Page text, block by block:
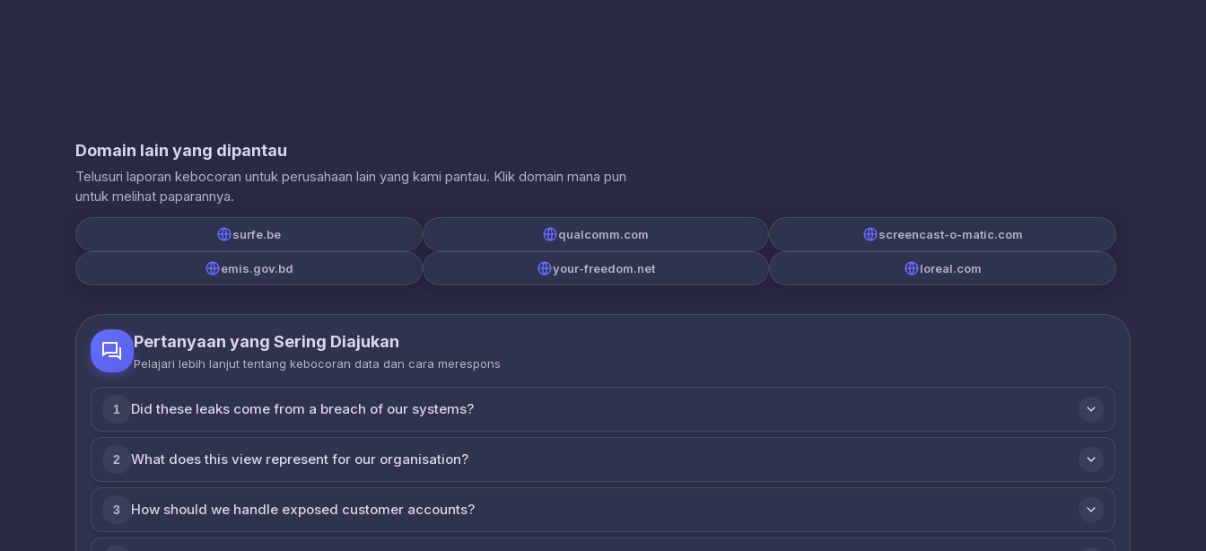
Domain lain yang dipantau
Telusuri laporan kebocoran untuk perusahaan lain yang kami pantau. Klik domain mana pun
untuk melihat paparannya.
surfe.be qualcomm.com screencast-o-matic.com
emis.gov.bd your-freedom.net loreal.com
Pertanyaan yang Sering Diajukan
Pelajari lebih lanjut tentang kebocoran data dan cara merespons
1 Did these leaks come from a breach of our systems?
2 What does this view represent for our organisation?
3 How should we handle exposed customer accounts?